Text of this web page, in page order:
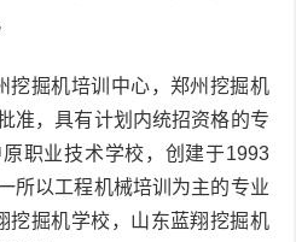
挖掘机培训中心，郑州挖掘机
准，具有计划内统招资格的专
职业技术学校，创建于1993
所以工程机械培训为主的专业
挖掘机学校，山东蓝翔挖掘机